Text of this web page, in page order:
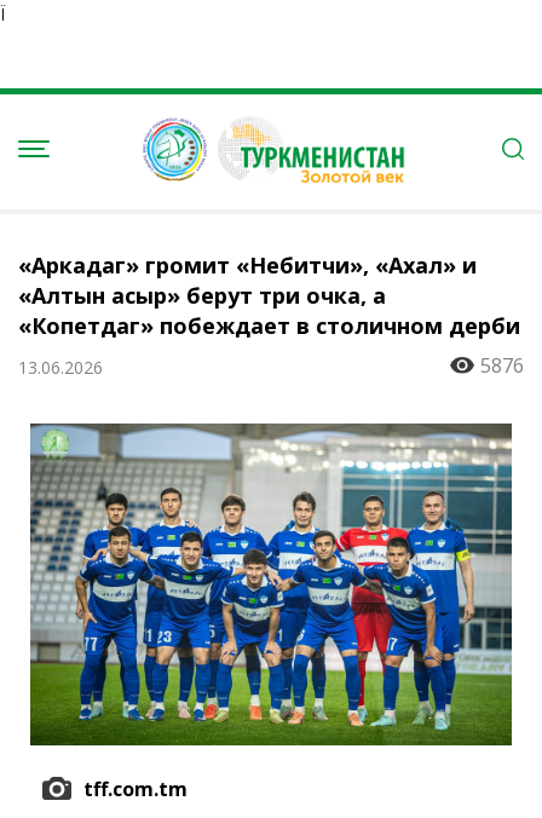
Ï
«Аркадаг» громит «Небитчи», «Ахал» и
«Алтын асыр» берут три очка, а
«Копетдаг» побеждает в столичном дерби
13.06.2026 5876
tff.com.tm